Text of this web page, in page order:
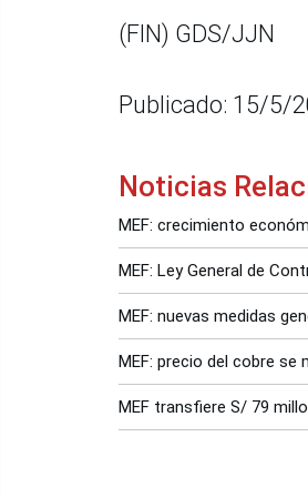
(FIN) GDS/JJN
Publicado: 15/5/
Noticias
MEF: crecimiento
MEF: Ley General de
MEF: nuevas medidas
MEF: precio del cobre
MEF transfiere S/ 79